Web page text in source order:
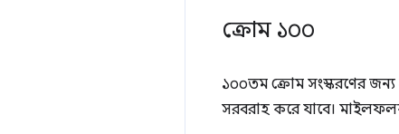
ক্রোম ১০০
১০০তম ক্রোম সংস্করণের জন্য
সরবরাহ করে যাবে।